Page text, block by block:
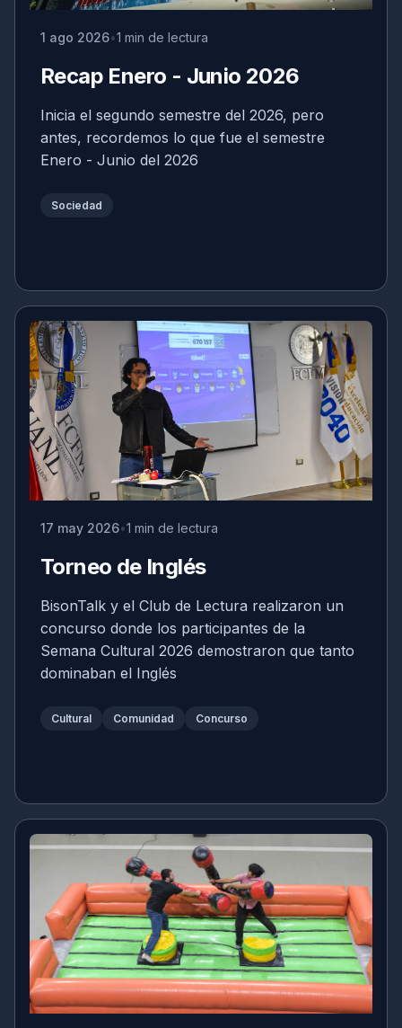
1 ago 2026 1 min de lectura
Recap Enero - Junio 2026
Inicia el segundo semestre del 2026, pero
antes, recordemos lo que fue el semestre
Enero - Junio del 2026
Sociedad
17 may 2026 1 min de lectura
Torneo de Inglés
BisonTalk y el Club de Lectura realizaron un
concurso donde los participantes de la
Semana Cultural 2026 demostraron que tanto
dominaban el Inglés
Cultural Comunidad Concurso